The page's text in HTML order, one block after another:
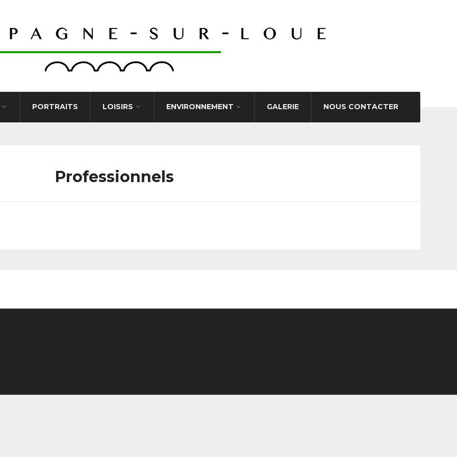
PORTRAITS LOISIRS ENVIRONNEMENT GALERIE NOUS CONTACTER
Professionnels